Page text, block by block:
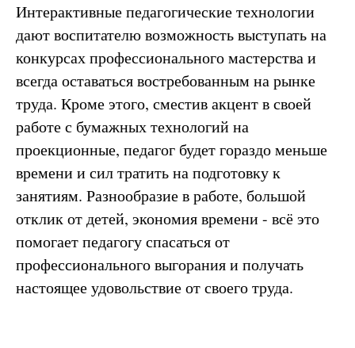
Интерактивные педагогические технологии
дают воспитателю возможность выступать на
конкурсах профессионального мастерства и
всегда оставаться востребованным на рынке
труда. Кроме этого, сместив акцент в своей
работе с бумажных технологий на
проекционные, педагог будет гораздо меньше
времени и сил тратить на подготовку к
занятиям. Разнообразие в работе, большой
отклик от детей, экономия времени - всё это
помогает педагогу спасаться от
профессионального выгорания и получать
настоящее удовольствие от своего труда.